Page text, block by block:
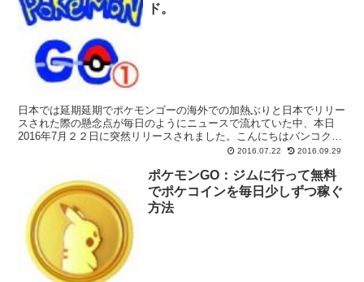
ド。
日本では延期延期でポケモンゴーの海外での加熱ぶりと日本でリリー
スされた際の懸念点が毎日のようにニュースで流れていた中、本日
2016年7月２２日に突然リリースされました。こんにちはバンコク在
2016.07.22 2016.09.29
ポケモンGO：ジムに行って無料
でポケコインを毎日少しずつ稼ぐ
方法